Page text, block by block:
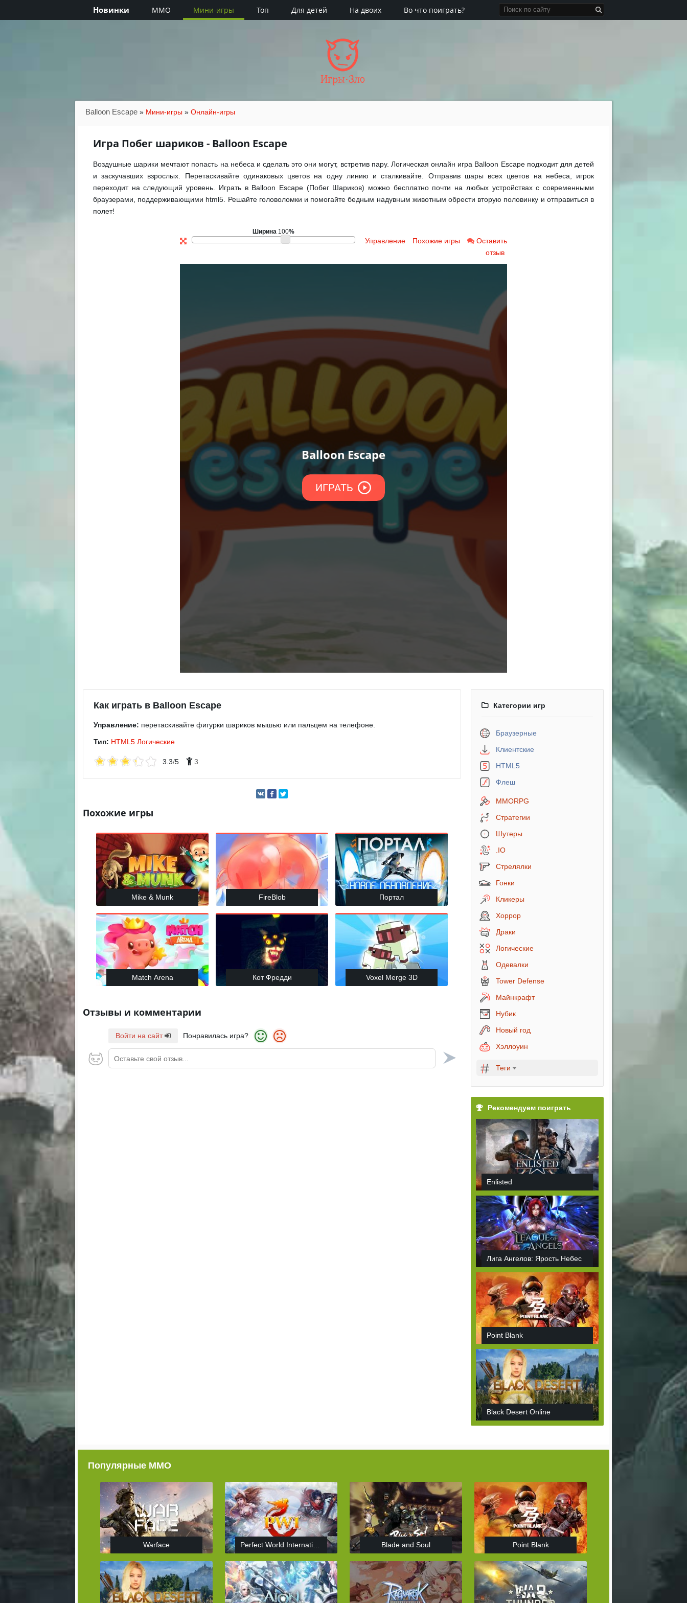
Новинки MMO Мини-игры Топ Для детей На двоих Во что поиграть?
Игры·Зло
Balloon Escape » Мини-игры » Онлайн-игры
Игра Побег шариков - Balloon Escape
Воздушные шарики мечтают попасть на небеса и сделать это они могут, встретив пару. Логическая онлайн игра Balloon Escape подходит для детей
и заскучавших взрослых. Перетаскивайте одинаковых цветов на одну линию и сталкивайте. Отправив шары всех цветов на небеса, игрок
переходит на следующий уровень. Играть в Balloon Escape (Побег Шариков) можно бесплатно почти на любых устройствах с современными
браузерами, поддерживающими html5. Решайте головоломки и помогайте бедным надувным животным обрести вторую половинку и отправиться в
полет!
Ширина 100%
Управление Похожие игры
Оставить
отзыв
Как играть в Balloon Escape
Управление: перетаскивайте фигурки шариков мышью или пальцем на телефоне.
Тип: HTML5 Логические
3.3/5 3
Похожие игры
Mike & Munk FireBlob Портал
Match Arena Кот Фредди Voxel Merge 3D
Отзывы и комментарии
Войти на сайт Понравилась игра?
Оставьте свой отзыв...
Категории игр
Браузерные
Клиентские
HTML5
Флеш
MMORPG
Стратегии
Шутеры
.IO
Стрелялки
Гонки
Кликеры
Хоррор
Драки
Логические
Одевалки
Tower Defense
Майнкрафт
Нубик
Новый год
Хэллоуин
Теги
Рекомендуем поиграть
Enlisted
Лига Ангелов: Ярость Небес
Point Blank
Black Desert Online
Популярные ММО
Warface Blade and Soul Point Blank